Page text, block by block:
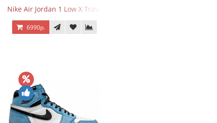
Nike Air Jordan 1 Low X Travis Scott
6990р.